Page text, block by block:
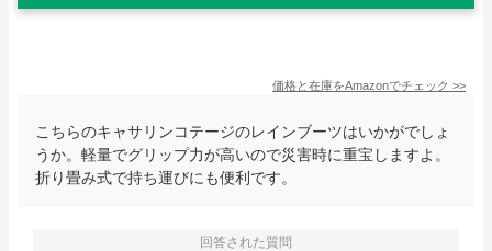
価格と在庫をAmazonでチェック >>
こちらのキャサリンコテージのレインブーツはいかがでしょ
うか。軽量でグリップ力が高いので災害時に重宝しますよ。
折り畳み式で持ち運びにも便利です。
回答された質問